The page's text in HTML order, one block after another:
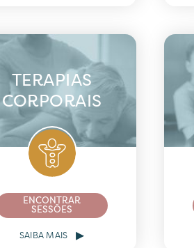
TERAPIAS
CORPORAIS
ENCONTRAR
SESSÕES
SAIBA MAIS ▸